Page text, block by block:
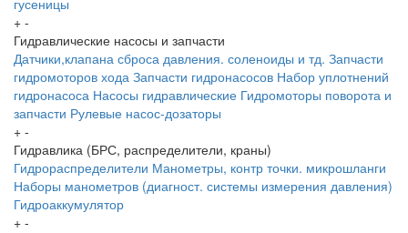
гусеницы
+ -
Гидравлические насосы и запчасти
Датчики,клапана сброса давления. соленоиды и тд. Запчасти
гидромоторов хода Запчасти гидронасосов Набор уплотнений
гидронасоса Насосы гидравлические Гидромоторы поворота и
запчасти Рулевые насос-дозаторы
+ -
Гидравлика (БРС, распределители, краны)
Гидрораспределители Манометры, контр точки. микрошланги
Наборы манометров (диагност. системы измерения давления)
Гидроаккумулятор
+ -